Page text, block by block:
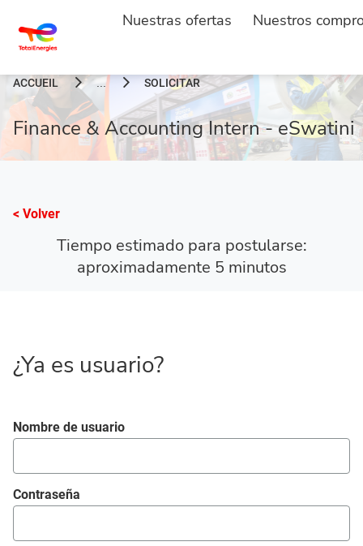
Nuestras ofertas Nuestros
ACCUEIL ... SOLICITAR
Finance & Accounting Intern - eSwatini
< Volver
Tiempo estimado para postularse:
aproximadamente 5 minutos
¿Ya es usuario?
Iniciar sesión
Nombre de usuario
Contraseña